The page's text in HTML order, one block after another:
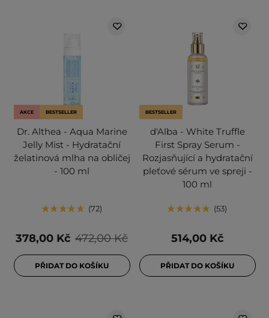
AKCE BESTSELLER
Dr. Althea - Aqua Marine
Jelly Mist - Hydratační
želatinová mlha na obličej
- 100 ml
72
472,00 Kč
378,00 Kč
PŘIDAT DO KOŠÍKU
BESTSELLER
d'Alba - White Truffle
First Spray Serum -
Rozjasňující a hydratační
pleťové sérum ve spreji -
100 ml
53
514,00 Kč
PŘIDAT DO KOŠÍKU